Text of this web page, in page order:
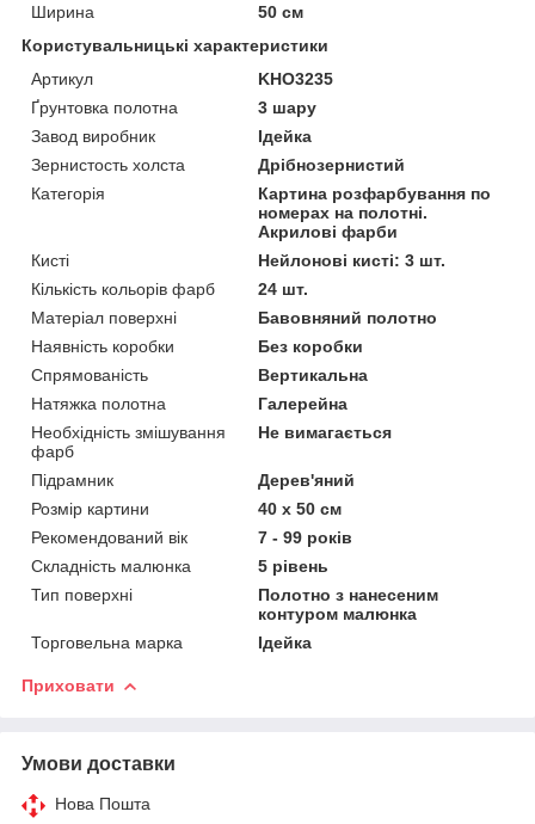
Ширина
50 см
Користувальницькі характеристики
Артикул
KHO3235
Ґрунтовка полотна
3 шару
Завод виробник
Ідейка
Зернистость холста
Дрібнозернистий
Категорія
Картина розфарбування по
номерах на полотні.
Акрилові фарби
Кисті
Нейлонові кисті: 3 шт.
Кількість кольорів фарб
24 шт.
Матеріал поверхні
Бавовняний полотно
Наявність коробки
Без коробки
Спрямованість
Вертикальна
Натяжка полотна
Галерейна
Необхідність змішування
фарб
Не вимагається
Підрамник
Дерев'яний
Розмір картини
40 х 50 см
Рекомендований вік
7 - 99 років
Складність малюнка
5 рівень
Тип поверхні
Полотно з нанесеним
контуром малюнка
Торговельна марка
Ідейка
Приховати
Умови доставки
Нова Пошта